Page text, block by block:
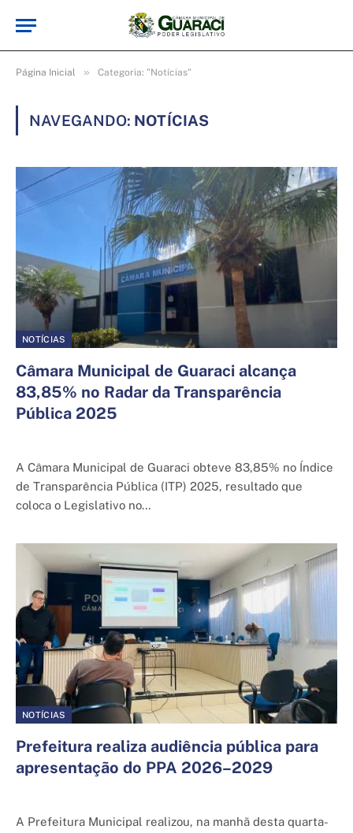
Página Inicial » Categoria: "Notícias"
NAVEGANDO: NOTÍCIAS
NOTÍCIAS
Câmara Municipal de Guaraci alcança
83,85% no Radar da Transparência
Pública 2025
A Câmara Municipal de Guaraci obteve 83,85% no Índice
de Transparência Pública (ITP) 2025, resultado que
coloca o Legislativo no…
NOTÍCIAS
Prefeitura realiza audiência pública para
apresentação do PPA 2026–2029
A Prefeitura Municipal realizou, na manhã desta quarta-